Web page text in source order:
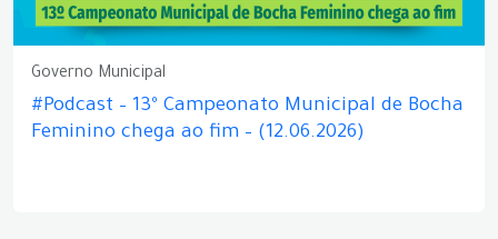
Governo Municipal
#Podcast – 13º Campeonato Municipal de Bocha
Feminino chega ao fim – (12.06.2026)